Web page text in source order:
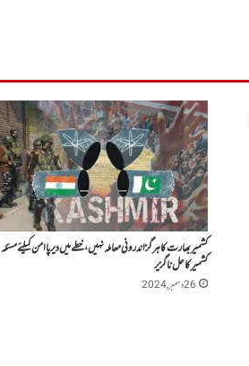
کشمیر بھارت کا ہرگز اندرونی معاملہ نہیں ، خطے میں دیرپاامن کیلئے مسئلہ
کشمیر کا حل ناگزیر
26 دسمبر, 2024